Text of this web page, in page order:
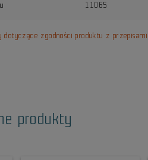
11065
dotyczące zgodności produktu z przepisami
produkty